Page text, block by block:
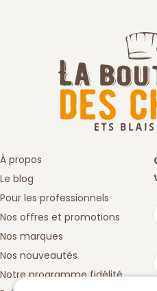
À propos
Le blog
Pour les professionnels
Nos offres et promotions
Nos marques
Nos nouveautés
Notre programme fidélité